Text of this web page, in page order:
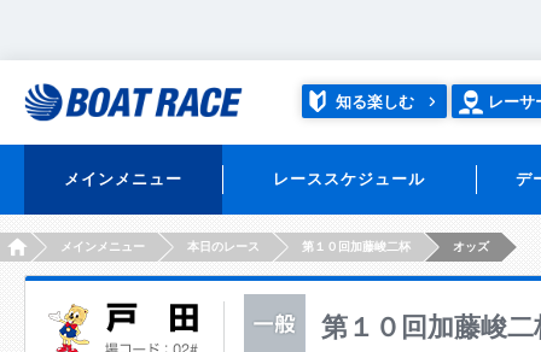
知る楽しむ レーサ
メインメニュー レーススケジュール デ
HOMEメインメニュー 本日のレース 第１０回加藤峻二杯 オッズ
第１０回加藤峻二